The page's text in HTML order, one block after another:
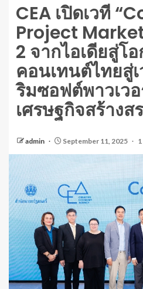
CEA เปิดเวที
Project
2 จากไอเดียสู่โ
คอนเทนต์ไทยสู่
ริมซอฟต์พาวเว
เศรษฐกิจสร้าง
admin September 11, 2025